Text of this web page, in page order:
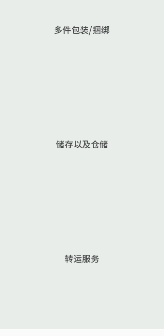
多件包装/捆绑
储存以及仓储
转运服务